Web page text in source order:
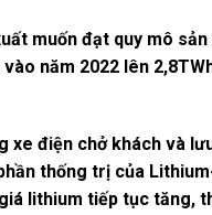
muốn đạt quy mô
năm 2022 lên
điện chở khách và
thống trị của
lithium tiếp tục tăng,